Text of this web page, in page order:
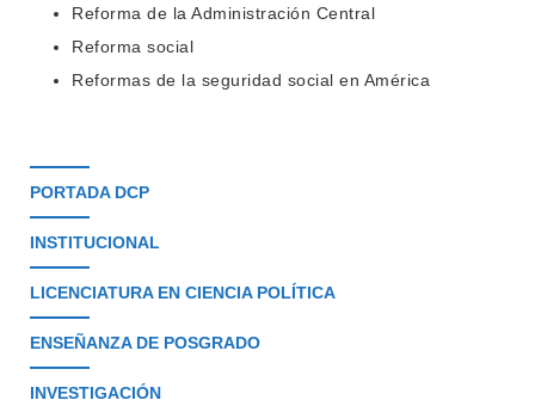
PORTADA DCP
INSTITUCIONAL
LICENCIATURA EN CIENCIA POLÍTICA
ENSEÑANZA DE POSGRADO
INVESTIGACIÓN
Reforma de la Administración Central
Reforma social
Reformas de la seguridad social en América